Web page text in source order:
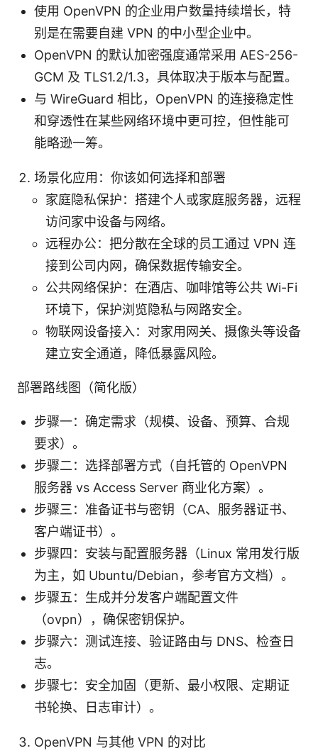
使用 OpenVPN 的企业用户数量持续增长，特
别是在需要自建 VPN 的中小型企业中。
OpenVPN 的默认加密强度通常采用 AES-256-
GCM 及 TLS1.2/1.3，具体取决于版本与配置。
与 WireGuard 相比，OpenVPN 的连接稳定性
和穿透性在某些网络环境中更可控，但性能可
能略逊一筹。
场景化应用：你该如何选择和部署
家庭隐私保护：搭建个人或家庭服务器，远程
访问家中设备与网络。
远程办公：把分散在全球的员工通过 VPN 连
接到公司内网，确保数据传输安全。
公共网络保护：在酒店、咖啡馆等公共 Wi-Fi
环境下，保护浏览隐私与网路安全。
物联网设备接入：对家用网关、摄像头等设备
建立安全通道，降低暴露风险。
部署路线图（简化版）
步骤一：确定需求（规模、设备、预算、合规
要求）。
步骤二：选择部署方式（自托管的 OpenVPN
服务器 vs Access Server 商业化方案）。
步骤三：准备证书与密钥（CA、服务器证书、
客户端证书）。
步骤四：安装与配置服务器（Linux 常用发行版
为主，如 Ubuntu/Debian，参考官方文档）。
步骤五：生成并分发客户端配置文件
（ovpn），确保密钥保护。
步骤六：测试连接、验证路由与 DNS、检查日
志。
步骤七：安全加固（更新、最小权限、定期证
书轮换、日志审计）。
OpenVPN 与其他 VPN 的对比